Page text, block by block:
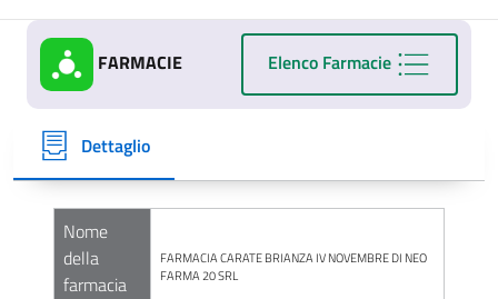
FARMACIE Elenco Farmacie
Dettaglio
Nome
della
farmacia
FARMACIA CARATE BRIANZA IV NOVEMBRE DI NEO
FARMA 20 SRL